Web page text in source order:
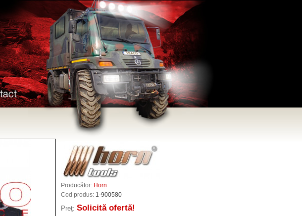
Producător: Horn
Cod produs: 1-900580
Preţ: Solicită ofertă!